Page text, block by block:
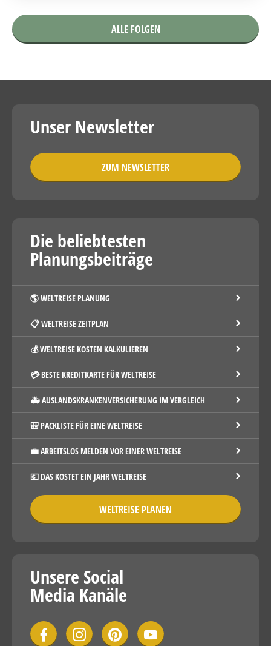
ALLE FOLGEN
Unser Newsletter
ZUM NEWSLETTER
Die beliebtesten
Planungsbeiträge
🌎 WELTREISE PLANUNG
📋 WELTREISE ZEITPLAN
💰 WELTREISE KOSTEN KALKULIEREN
💳 BESTE KREDITKARTE FÜR WELTREISE
🚑 AUSLANDSKRANKENVERSICHERUNG IM VERGLEICH
🎒 PACKLISTE FÜR EINE WELTREISE
💼 ARBEITSLOS MELDEN VOR EINER WELTREISE
💶 DAS KOSTET EIN JAHR WELTREISE
WELTREISE PLANEN
Unsere Social
Media Kanäle